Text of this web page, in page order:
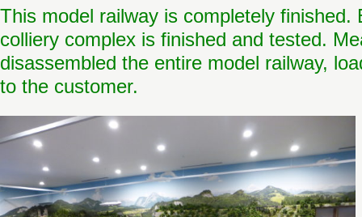
This model railway is completely finished.
colliery complex is finished and tested.
disassembled the entire model railway,
to the customer.